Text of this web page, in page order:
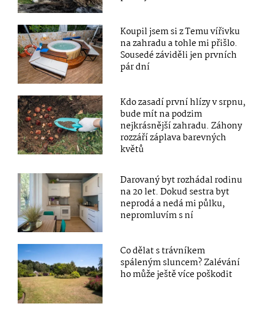
Koupil jsem si z Temu vířivku
na zahradu a tohle mi přišlo.
Sousedé záviděli jen prvních
pár dní
Kdo zasadí první hlízy v srpnu,
bude mít na podzim
nejkrásnější zahradu. Záhony
rozzáří záplava barevných
květů
Darovaný byt rozhádal rodinu
na 20 let. Dokud sestra byt
neprodá a nedá mi půlku,
nepromluvím s ní
Co dělat s trávníkem
spáleným sluncem? Zalévání
ho může ještě více poškodit